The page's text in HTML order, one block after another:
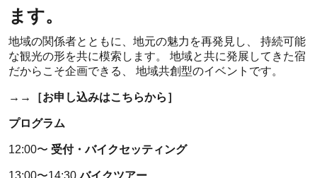
ます。
地域の関係者とともに、地元の魅力を再発見し、 持続可能
な観光の形を共に模索します。 地域と共に発展してきた宿
だからこそ企画できる、 地域共創型のイベントです。
→→［お申し込みはこちらから］
プログラム
12:00〜 受付・バイクセッティング
13:00〜14:30バイクツアー